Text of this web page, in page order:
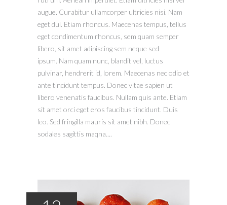
augue. Curabitur ullamcorper ultricies nisi. Nam
eget dui. Etiam rhoncus. Maecenas tempus, tellus
eget condimentum rhoncus, sem quam semper
libero, sit amet adipiscing sem neque sed
ipsum. Nam quam nunc, blandit vel, luctus
pulvinar, hendrerit id, lorem. Maecenas nec odio et
ante tincidunt tempus. Donec vitae sapien ut
libero venenatis faucibus. Nullam quis ante. Etiam
sit amet orci eget eros faucibus tincidunt. Duis
leo. Sed fringilla mauris sit amet nibh. Donec
sodales sagittis maqna....